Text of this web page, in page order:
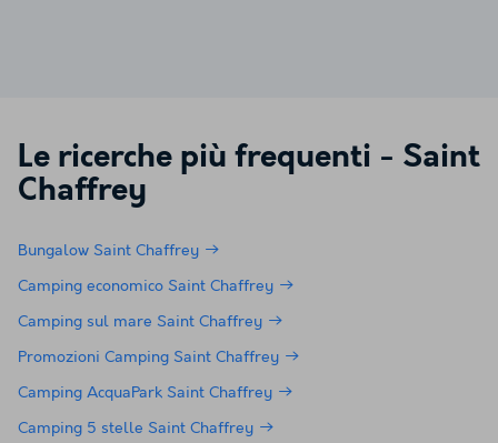
Le ricerche più frequenti - Saint
Chaffrey
Bungalow Saint Chaffrey
Camping economico Saint Chaffrey
Camping sul mare Saint Chaffrey
Promozioni Camping Saint Chaffrey
Camping AcquaPark Saint Chaffrey
Camping 5 stelle Saint Chaffrey